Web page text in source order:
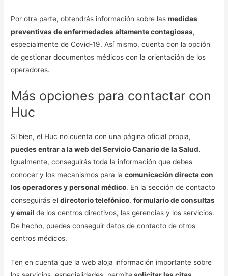
Por otra parte, obtendrás información sobre lasmedidas
preventivas de enfermedades altamente contagiosas,
especialmente de Covid-19. Así mismo, cuenta con la opción
de gestionar documentos médicos con la orientación de los
operadores.
Más opciones para contactar con
Huc
Si bien, el Huc no cuenta con una página oficial propia,
puedes entrar a la web del Servicio Canario de la Salud.
Igualmente, conseguirás toda la información que debes
conocer y los mecanismos para lacomunicación directa con
los operadores y personal médico. En la sección de contacto
conseguirás eldirectorio telefónico,formulario de consultas
y emailde los centros directivos, las gerencias y los servicios.
De hecho, puedes conseguir datos de contacto de otros
centros médicos.
Ten en cuenta que la web aloja información importante sobre